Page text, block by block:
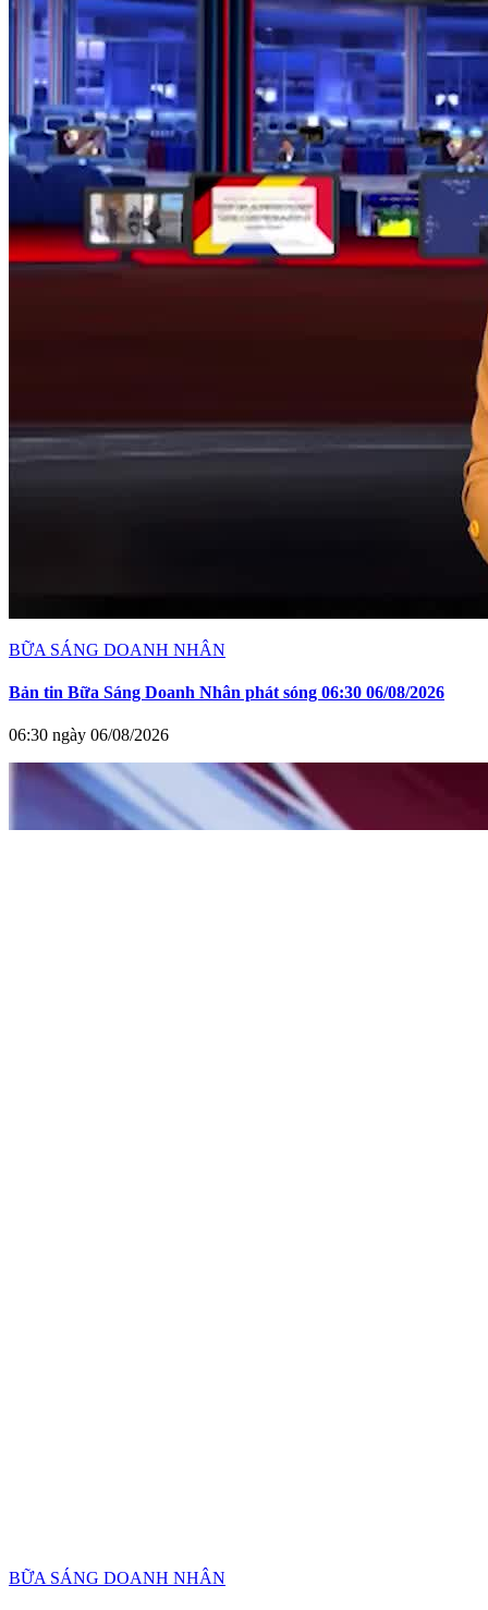
BỮA SÁNG DOANH NHÂN
Bản tin Bữa Sáng Doanh Nhân phát sóng 06:30 06/08/2026
06:30 ngày 06/08/2026
BỮA SÁNG DOANH NHÂN